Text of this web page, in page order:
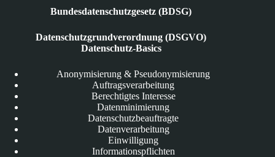
Bundesdatenschutzgesetz (BDSG)
Datenschutzgrundverordnung (DSGVO)
Datenschutz-Basics
Anonymisierung & Pseudonymisierung
Auftragsverarbeitung
Berechtigtes Interesse
Datenminimierung
Datenschutzbeauftragte
Datenverarbeitung
Einwilligung
Informationspflichten